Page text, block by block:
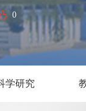
0
学研究